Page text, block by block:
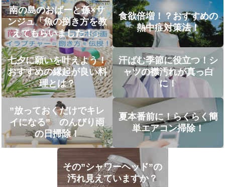
南の島のおばーと孫×サ
ンジュ「魚の捌き方を教
えてもらいました！」
食欲倍増！？おすすめの
熱中症対策法！
七夕に願いを叶えよう！
おすすめの縁起が良い料
理とは？
汗ばむ季節に役立つ！シ
ャツの襟汚れが真っ白
に！
”放っておくだけでキレ
イになる” のんびり雨
の日掃除！
夏本番前に！らくらく簡
単エアコン掃除！
その”シャワーヘッド”の
汚れ見えていますか？